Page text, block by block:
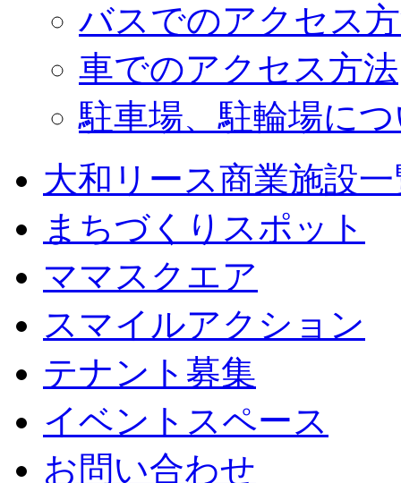
バスでのアクセス
車でのアクセス方法
駐車場、駐輪場に
大和リース商業施設
まちづくりスポット
ママスクエア
スマイルアクション
テナント募集
イベントスペース
お問い合わせ